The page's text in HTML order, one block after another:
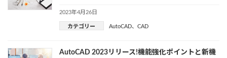
2023年4月26日
カテゴリー AutoCAD、 CAD
AutoCAD 2023リリース!機能強化ポイントと新機